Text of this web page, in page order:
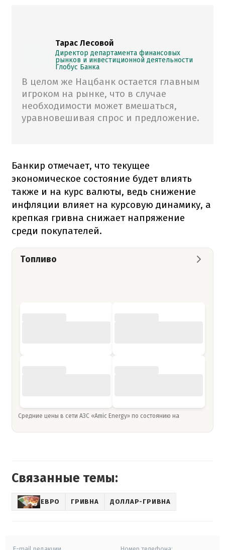
Тарас Лесовой
Директор департамента финансовых
рынков и инвестиционной деятельности
Глобус Банка
В целом же Нацбанк остается главным
игроком на рынке, что в случае
необходимости может вмешаться,
уравновешивая спрос и предложение.
Банкир отмечает, что текущее
экономическое состояние будет влиять
также и на курс валюты, ведь снижение
инфляции влияет на курсовую динамику, а
крепкая гривна снижает напряжение
среди покупателей.
Топливо
Средние цены в сети АЗС «Amic Energy» по состоянию на
Связанные темы:
ЕВРО ГРИВНА ДОЛЛАР-ГРИВНА